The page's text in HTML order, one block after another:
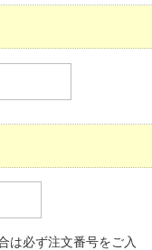
は必ず注文番号をご入